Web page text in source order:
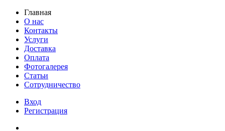
Главная
О нас
Контакты
Услуги
Доставка
Оплата
Фотогалерея
Статьи
Сотрудничество
Вход
Регистрация